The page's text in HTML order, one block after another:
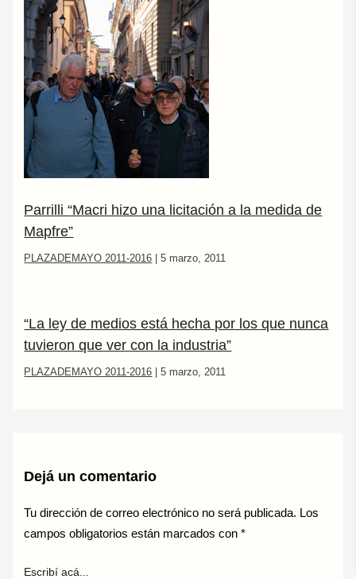
Parrilli “Macri hizo una licitación a la medida de
Mapfre”
PLAZADEMAYO 2011-2016 |5 marzo, 2011
“La ley de medios está hecha por los que nunca
tuvieron que ver con la industria”
PLAZADEMAYO 2011-2016 |5 marzo, 2011
Dejá un comentario
Tu dirección de correo electrónico no será publicada. Los
campos obligatorios están marcados con*
Escribí acá...